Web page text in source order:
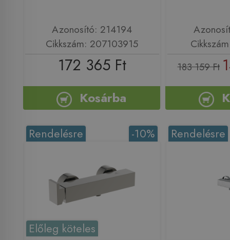
Azonosító: 214194
Cikkszám: 207103915
172 365 Ft
Kosárba
183 159 Ft
-10%
Rendelésre
Előleg köteles
Rendelésre